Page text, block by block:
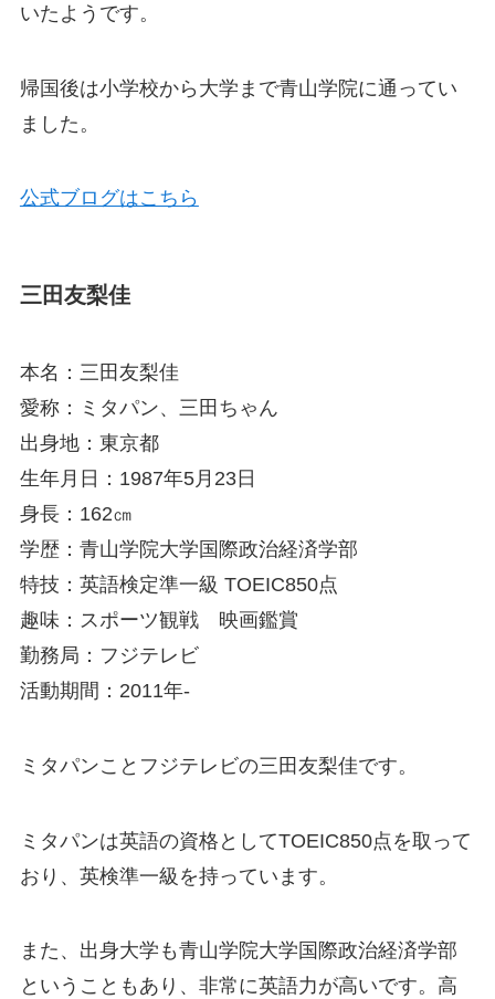
いたようです。
帰国後は小学校から大学まで青山学院に通ってい
ました。
公式ブログはこちら
三田友梨佳
本名：三田友梨佳
愛称：ミタパン、三田ちゃん
出身地：東京都
生年月日：1987年5月23日
身長：162㎝
学歴：青山学院大学国際政治経済学部
特技：英語検定準一級 TOEIC850点
趣味：スポーツ観戦 映画鑑賞
勤務局：フジテレビ
活動期間：2011年-
ミタパンことフジテレビの三田友梨佳です。
ミタパンは英語の資格としてTOEIC850点を取って
おり、英検準一級を持っています。
また、出身大学も青山学院大学国際政治経済学部
ということもあり、非常に英語力が高いです。高